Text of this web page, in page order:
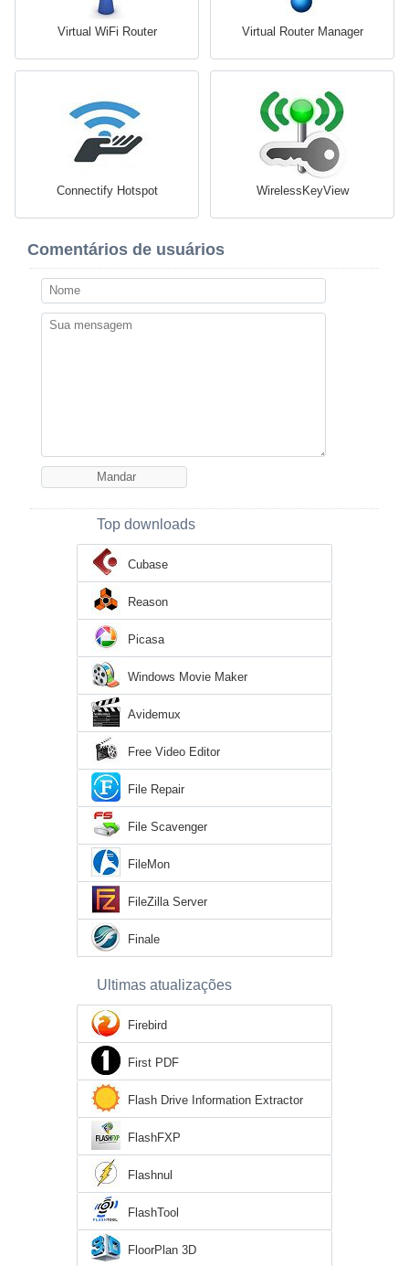
Virtual WiFi Router Virtual Router Manager
Connectify Hotspot WirelessKeyView
Comentários de usuários
Top downloads
Cubase
Reason
Picasa
Windows Movie Maker
Avidemux
Free Video Editor
File Repair
File Scavenger
FileMon
FileZilla Server
Finale
Ultimas atualizações
Firebird
First PDF
Flash Drive Information Extractor
FlashFXP
Flashnul
FlashTool
FloorPlan 3D